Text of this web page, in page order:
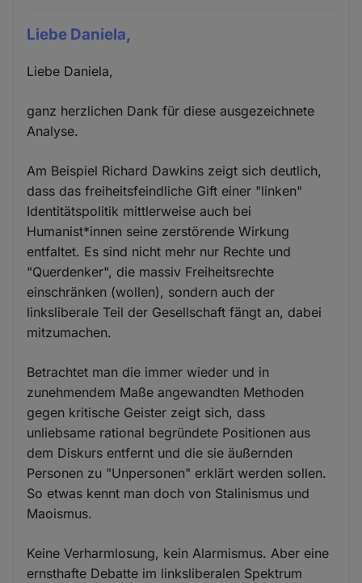
Liebe Daniela,
Liebe Daniela,
ganz herzlichen Dank für diese ausgezeichnete
Analyse.
Am Beispiel Richard Dawkins zeigt sich deutlich,
dass das freiheitsfeindliche Gift einer "linken"
Identitätspolitik mittlerweise auch bei
Humanist*innen seine zerstörende Wirkung
entfaltet. Es sind nicht mehr nur Rechte und
"Querdenker", die massiv Freiheitsrechte
einschränken (wollen), sondern auch der
linksliberale Teil der Gesellschaft fängt an, dabei
mitzumachen.
Betrachtet man die immer wieder und in
zunehmendem Maße angewandten Methoden
gegen kritische Geister zeigt sich, dass
unliebsame rational begründete Positionen aus
dem Diskurs entfernt und die sie äußernden
Personen zu "Unpersonen" erklärt werden sollen.
So etwas kennt man doch von Stalinismus und
Maoismus.
Keine Verharmlosung, kein Alarmismus. Aber eine
ernsthafte Debatte im linksliberalen Spektrum